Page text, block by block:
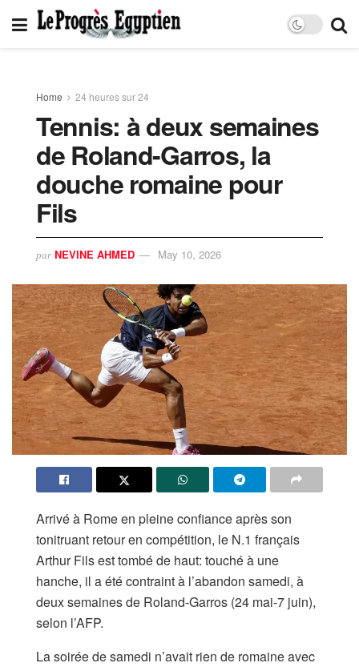
Home 24 heures sur 24
Tennis: à deux semaines
de Roland-Garros, la
douche romaine pour
Fils
par NEVINE AHMED May 10, 2026
Arrivé à Rome en pleine confiance après son
tonitruant retour en compétition, le N.1 français
Arthur Fils est tombé de haut: touché à une
hanche, il a été contraint à l’abandon samedi, à
deux semaines de Roland-Garros (24 mai-7 juin),
selon l’AFP.
La soirée de samedi n’avait rien de romaine avec